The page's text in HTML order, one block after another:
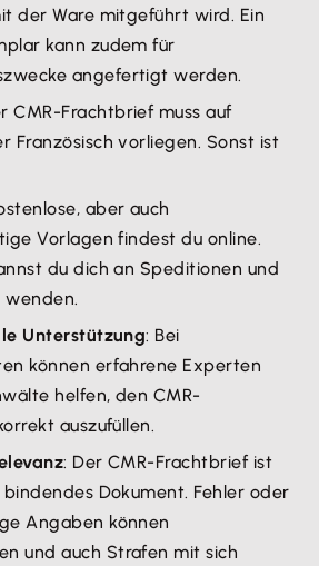
der Ware mitgeführt wird. Ein
kann zudem für
angefertigt werden.
CMR-Frachtbrief muss auf
Französisch vorliegen. Sonst ist
aber auch
Vorlagen findest du online.
du dich an Speditionen und
wenden.
Unterstützung: Bei
können erfahrene Experten
helfen, den CMR-
auszufüllen.
: Der CMR-Frachtbrief ist
Dokument. Fehler oder
Angaben können
und auch Strafen mit sich